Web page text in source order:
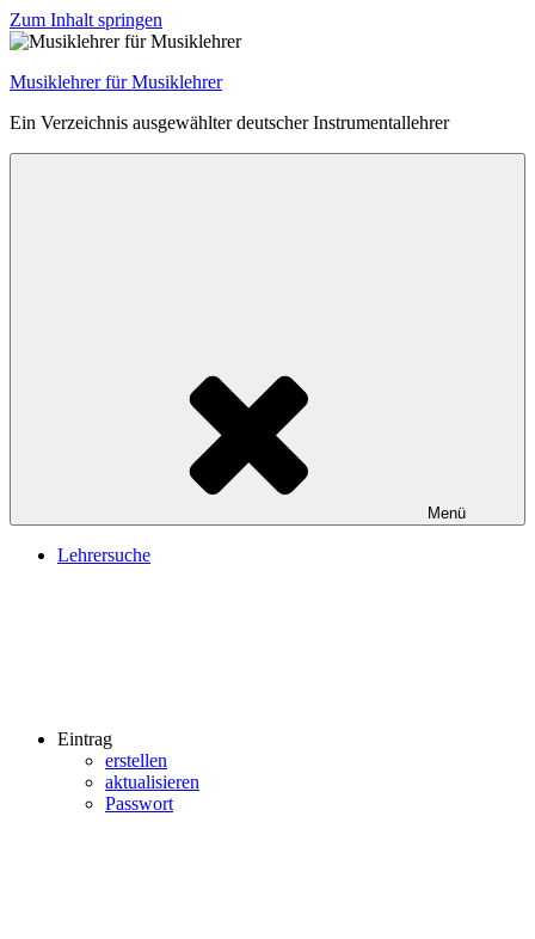
Zum Inhalt springen
Musiklehrer für Musiklehrer
Ein Verzeichnis ausgewählter deutscher Instrumentallehrer
Menü
Lehrersuche
Eintrag
erstellen
aktualisieren
Passwort